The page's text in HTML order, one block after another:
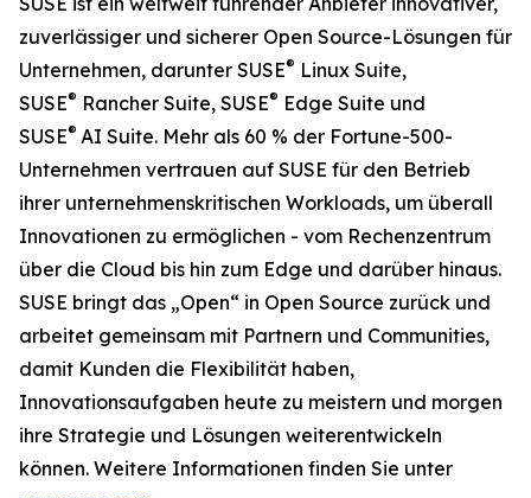
zuverlässiger und sicherer Open Source-Lösungen für
Unternehmen, darunter SUSE® Linux Suite,
SUSE® Rancher Suite, SUSE® Edge Suite und
SUSE® AI Suite. Mehr als 60 % der Fortune-500-
Unternehmen vertrauen auf SUSE für den Betrieb
ihrer unternehmenskritischen Workloads, um überall
Innovationen zu ermöglichen - vom Rechenzentrum
über die Cloud bis hin zum Edge und darüber hinaus.
SUSE bringt das „Open“ in Open Source zurück und
arbeitet gemeinsam mit Partnern und Communities,
damit Kunden die Flexibilität haben,
Innovationsaufgaben heute zu meistern und morgen
ihre Strategie und Lösungen weiterentwickeln
können. Weitere Informationen finden Sie unter